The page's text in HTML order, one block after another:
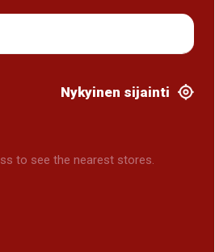
Nykyinen sijainti
to see the nearest stores.